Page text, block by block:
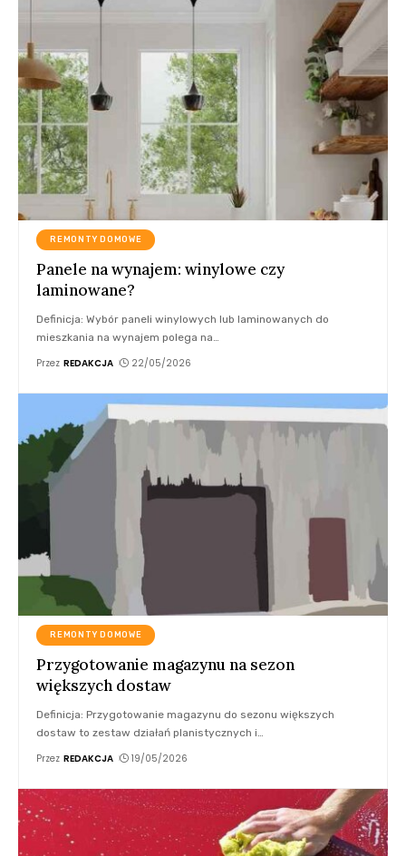
REMONTY DOMOWE
Panele na wynajem: winylowe czy
laminowane?
Definicja: Wybór paneli winylowych lub laminowanych do
mieszkania na wynajem polega na
Przez REDAKCJA 22/05/2026
REMONTY DOMOWE
Przygotowanie magazynu na sezon
większych dostaw
Definicja: Przygotowanie magazynu do sezonu większych
dostaw to zestaw działań planistycznych i…
Przez REDAKCJA 19/05/2026